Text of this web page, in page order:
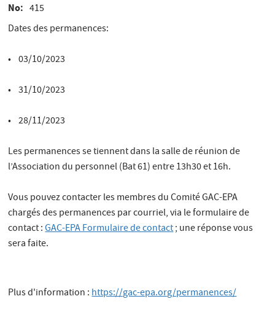
No
415
Dates des permanences:
• 03/10/2023
• 31/10/2023
• 28/11/2023
Les permanences se tiennent dans la salle de réunion de
l’Association du personnel (Bat 61) entre 13h30 et 16h.
Vous pouvez contacter les membres du Comité GAC-EPA
chargés des permanences par courriel, via le formulaire de
contact :GAC-EPA Formulaire de contact; une réponse vous
sera faite.
Plus d'information :https://gac-epa.org/permanences/